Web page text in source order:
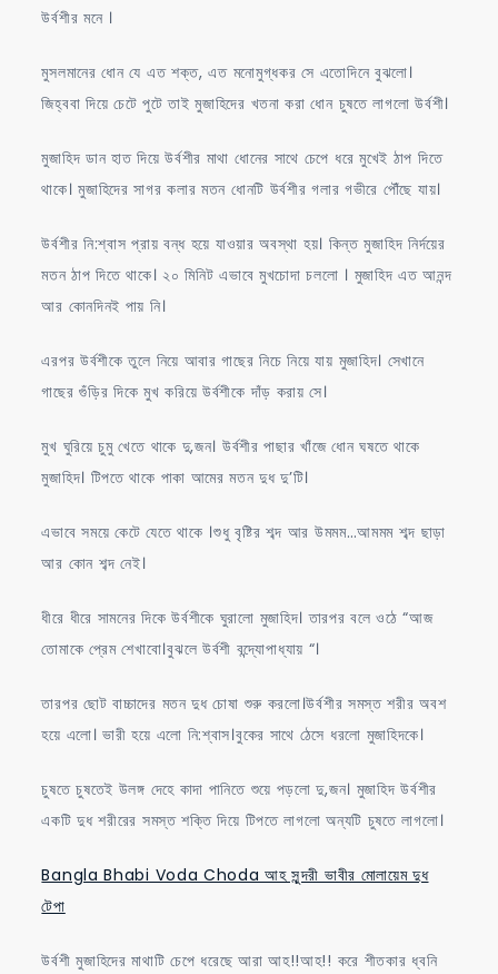
উর্বশীর মনে ।
মুসলমানের ধোন যে এত শক্ত, এত মনোমুগ্ধকর সে এতোদিনে বুঝলো।
জিহ্ববা দিয়ে চেটে পুটে তাই মুজাহিদের খতনা করা ধোন চুষতে লাগলো উর্বশী।
মুজাহিদ ডান হাত দিয়ে উর্বশীর মাথা ধোনের সাথে চেপে ধরে মুখেই ঠাপ দিতে
থাকে। মুজাহিদের সাগর কলার মতন ধোনটি উর্বশীর গলার গভীরে পৌঁছে যায়।
উর্বশীর নি:শ্বাস প্রায় বন্ধ হয়ে যাওয়ার অবস্থা হয়। কিন্ত মুজাহিদ নির্দয়ের
মতন ঠাপ দিতে থাকে। ২০ মিনিট এভাবে মুখচোদা চললো । মুজাহিদ এত আনন্দ
আর কোনদিনই পায় নি।
এরপর উর্বশীকে তুলে নিয়ে আবার গাছের নিচে নিয়ে যায় মুজাহিদ। সেখানে
গাছের গুঁড়ির দিকে মুখ করিয়ে উর্বশীকে দাঁড় করায় সে।
মুখ ঘুরিয়ে চুমু খেতে থাকে দু,জন। উর্বশীর পাছার খাঁজে ধোন ঘষতে থাকে
মুজাহিদ। টিপতে থাকে পাকা আমের মতন দুধ দু’টি।
এভাবে সময়ে কেটে যেতে থাকে ।শুধু বৃষ্টির শব্দ আর উমমম…আমমম শব্দ ছাড়া
আর কোন শব্দ নেই।
ধীরে ধীরে সামনের দিকে উর্বশীকে ঘুরালো মুজাহিদ। তারপর বলে ওঠে “আজ
তোমাকে প্রেম শেখাবো।বুঝলে উর্বশী বন্দ্যোপাধ্যায় “।
তারপর ছোট বাচ্চাদের মতন দুধ চোষা শুরু করলো।উর্বশীর সমস্ত শরীর অবশ
হয়ে এলো। ভারী হয়ে এলো নি:শ্বাস।বুকের সাথে ঠেসে ধরলো মুজাহিদকে।
চুষতে চুষতেই উলঙ্গ দেহে কাদা পানিতে শুয়ে পড়লো দু,জন। মুজাহিদ উর্বশীর
একটি দুধ শরীরের সমস্ত শক্তি দিয়ে টিপতে লাগলো অন্যটি চুষতে লাগলো।
Bangla Bhabi Voda Choda আহ সুন্দরী ভাবীর মোলায়েম দুধ
টেপা
উর্বশী মুজাহিদের মাথাটি চেপে ধরেছে আরা আহ!!আহ!! করে শীতকার ধ্বনি